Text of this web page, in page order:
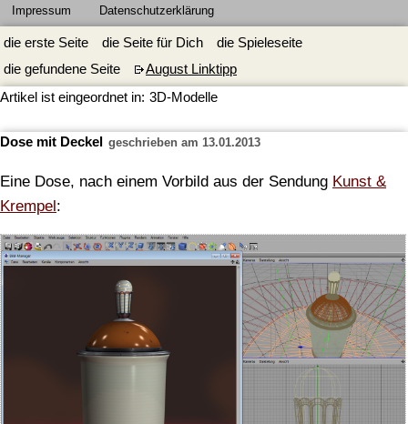
Impressum Datenschutzerklärung
die erste Seite die Seite für Dich
die Spieleseite
die gefundene Seite
August Linktipp
Artikel ist eingeordnet in: 3D-Modelle
Dose mit Deckel geschrieben am 13.01.2013
Eine Dose, nach einem Vorbild aus der Sendung Kunst &
Krempel: